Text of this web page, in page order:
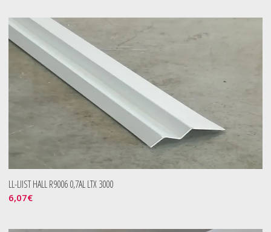
LL-LIIST HALL R9006 0,7AL LTX 3000
6,07€